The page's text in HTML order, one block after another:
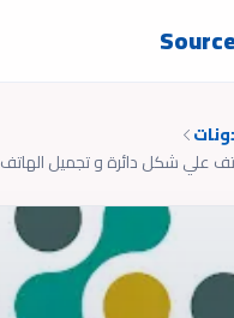
علي شكل دائرة و تجميل الهاتف